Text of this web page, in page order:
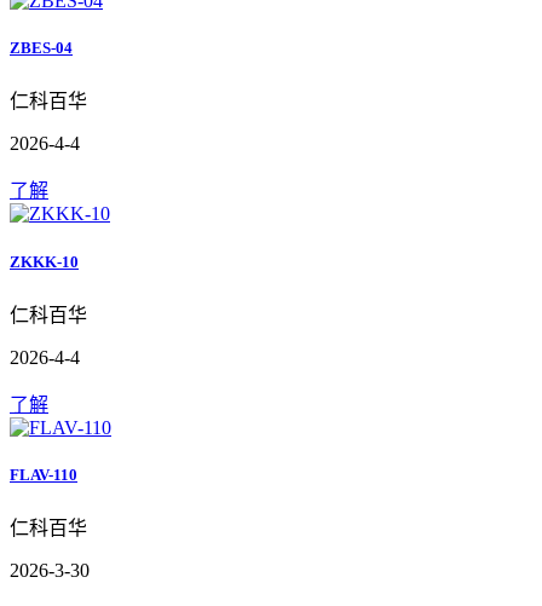
ZBES-04
仁科百华
2026-4-4
了解
ZKKK-10
仁科百华
2026-4-4
了解
FLAV-110
仁科百华
2026-3-30